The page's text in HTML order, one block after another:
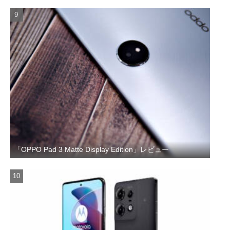
「OPPO Pad 3 Matte Display Edition」レビュー